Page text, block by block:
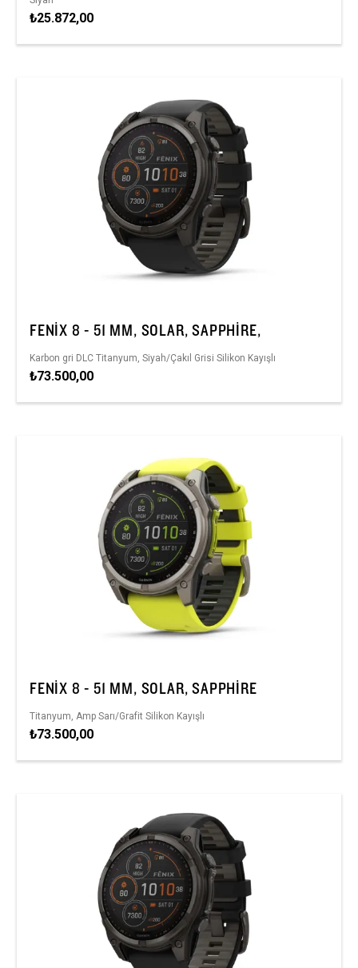
₺25.872,00
FENIX 8 - 51 MM, SOLAR, SAPPHIRE,
Karbon gri DLC Titanyum, Siyah/Çakıl Grisi Silikon Kayışlı
₺73.500,00
FENIX 8 - 51 MM, SOLAR, SAPPHIRE
Titanyum, Amp Sarı/Grafit Silikon Kayışlı
₺73.500,00